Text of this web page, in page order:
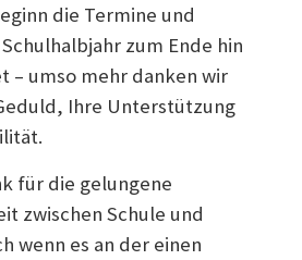
die Termine und
zum Ende hin
– umso mehr danken wir
Ihre Unterstützung
für die gelungene
zwischen Schule und
wenn es an der einen